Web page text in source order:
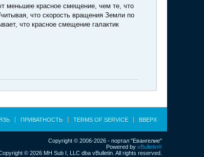
меньшее красное смещение, чем те, что
что скорость вращения Земли по
что красное смещение галактик
ПРИВАТНОСТЬ TERMS OF SERVICE ВВЕРХ
Copyright © 2006-2026 - портал "Евангелие"
Powered by vBulletin®
© 2026 MH Sub I, LLC dba vBulletin. All rights reserved.